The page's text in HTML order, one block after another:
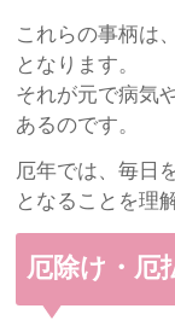
これらの事柄は
となります。
それが元で病気
あるのです。
厄年では、毎日
となることを理
厄除け・